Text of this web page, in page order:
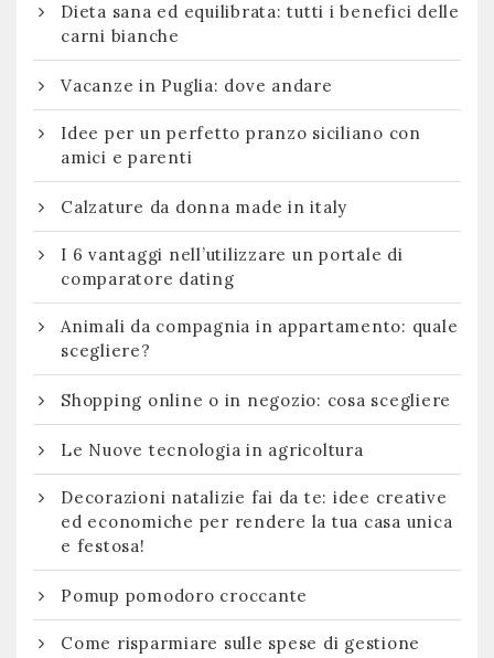
Dieta sana ed equilibrata: tutti i benefici delle
carni bianche
Vacanze in Puglia: dove andare
Idee per un perfetto pranzo siciliano con
amici e parenti
Calzature da donna made in italy
I 6 vantaggi nell’utilizzare un portale di
comparatore dating
Animali da compagnia in appartamento: quale
scegliere?
Shopping online o in negozio: cosa scegliere
Le Nuove tecnologia in agricoltura
Decorazioni natalizie fai da te: idee creative
ed economiche per rendere la tua casa unica
e festosa!
Pomup pomodoro croccante
Come risparmiare sulle spese di gestione